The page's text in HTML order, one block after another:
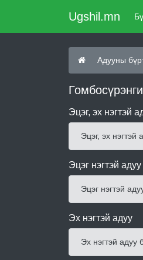
Ugshil.mn
Адууны
Эцэг, эх нэгтэй
Эцэг, эх нэгтэй
Эцэг нэгтэй адуу
Эцэг нэгтэй
Эх нэгтэй адуу
Эх нэгтэй адуу